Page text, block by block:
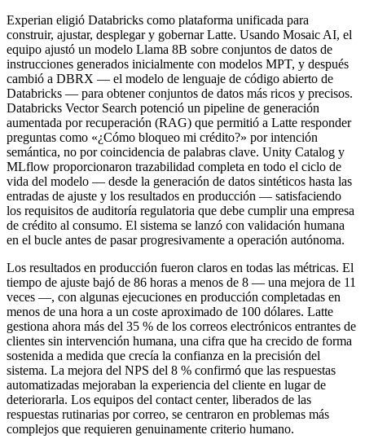
Experian eligió Databricks como plataforma unificada para
construir, ajustar, desplegar y gobernar Latte. Usando Mosaic AI, el
equipo ajustó un modelo Llama 8B sobre conjuntos de datos de
instrucciones generados inicialmente con modelos MPT, y después
cambió a DBRX — el modelo de lenguaje de código abierto de
Databricks — para obtener conjuntos de datos más ricos y precisos.
Databricks Vector Search potenció un pipeline de generación
aumentada por recuperación (RAG) que permitió a Latte responder
preguntas como «¿Cómo bloqueo mi crédito?» por intención
semántica, no por coincidencia de palabras clave. Unity Catalog y
MLflow proporcionaron trazabilidad completa en todo el ciclo de
vida del modelo — desde la generación de datos sintéticos hasta las
entradas de ajuste y los resultados en producción — satisfaciendo
los requisitos de auditoría regulatoria que debe cumplir una empresa
de crédito al consumo. El sistema se lanzó con validación humana
en el bucle antes de pasar progresivamente a operación autónoma.
Los resultados en producción fueron claros en todas las métricas. El
tiempo de ajuste bajó de 86 horas a menos de 8 — una mejora de 11
veces —, con algunas ejecuciones en producción completadas en
menos de una hora a un coste aproximado de 100 dólares. Latte
gestiona ahora más del 35 % de los correos electrónicos entrantes de
clientes sin intervención humana, una cifra que ha crecido de forma
sostenida a medida que crecía la confianza en la precisión del
sistema. La mejora del NPS del 8 % confirmó que las respuestas
automatizadas mejoraban la experiencia del cliente en lugar de
deteriorarla. Los equipos del contact center, liberados de las
respuestas rutinarias por correo, se centraron en problemas más
complejos que requieren genuinamente criterio humano.